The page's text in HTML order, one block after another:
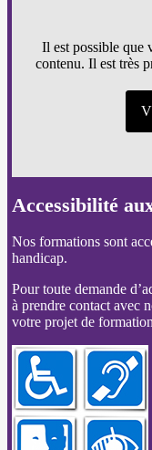
Il est possible que
contenu. Il est très
Accessibilité
Nos formations sont
handicap.
Pour toute demande
à prendre contact avec
votre projet de